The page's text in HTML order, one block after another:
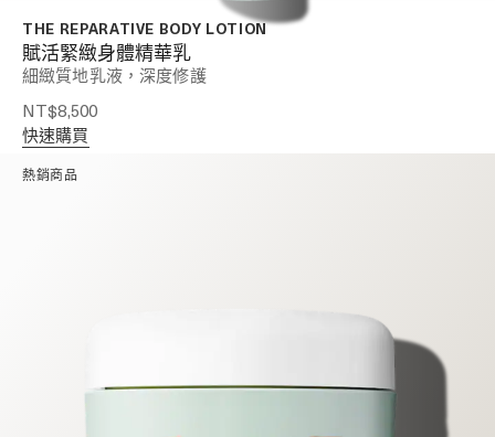
THE REPARATIVE BODY LOTION
賦活緊緻身體精華乳
細緻質地乳液，深度修護
NT$8,500
快速購買
熱銷商品